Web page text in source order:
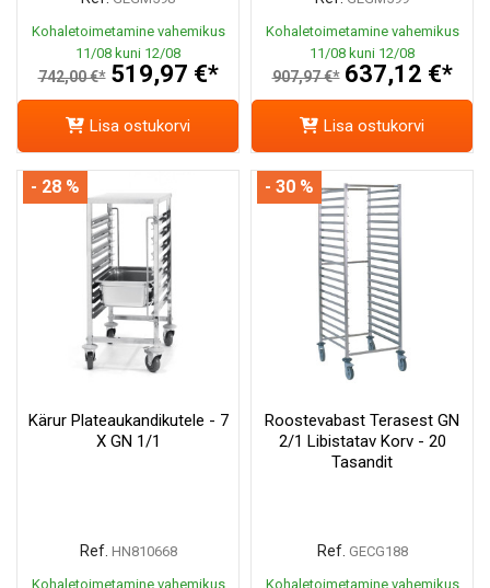
Kohaletoimetamine vahemikus
11/08 kuni 12/08
742,00 €* 519,97 €*
Lisa ostukorvi
Kohaletoimetamine vahemikus
11/08 kuni 12/08
907,97 €* 637,12 €*
Lisa ostukorvi
Kärur Plateaukandikutele - 7
X GN 1/1
Ref. HN810668
Kohaletoimetamine vahemikus
- 28 %
Roostevabast Terasest GN
2/1 Libistatav Korv - 20
Tasandit
Ref. GECG188
Kohaletoimetamine vahemikus
- 30 %